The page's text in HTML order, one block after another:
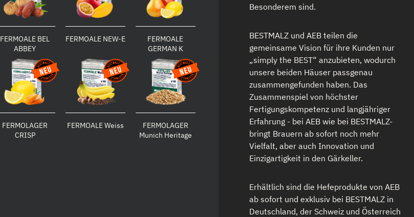
FERMOALE BEL
ABBEY
FERMOALE NEW-E
FERMOALE
GERMAN K
FERMOLAGER
CRISP
FERMOALE Weiss
FERMOLAGER
Munich Heritage
Besonderem sind.
BESTMALZ und AEB teilen die
gemeinsame Vision für ihre Kunden nur
„simply the BEST“ anzubieten, wodurch
unsere beiden Häuser passgenau
zusammengefunden haben. Das
Zusammenspiel von höchster
Fertigungskompetenz und langjähriger
Erfahrung - bei AEB wie bei BESTMALZ-
bringt Brauern ab sofort noch mehr
Vielfalt, aber auch Innovation und
Einzigartigkeit in den Gärkeller.
Erhältlich sind die Hefeprodukte von AEB
ab sofort und exklusiv bei BESTMALZ in
Deutschland, der Schweiz und Österreich